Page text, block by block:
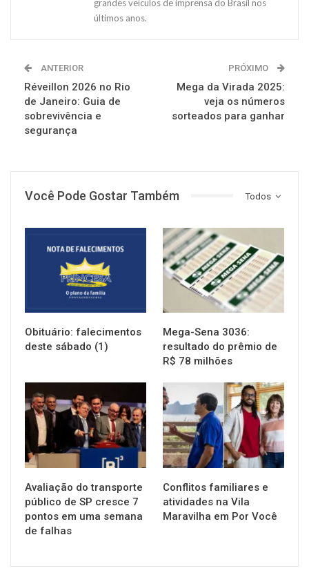
grandes veículos de imprensa do Brasil nos
últimos anos.
ANTERIOR
Réveillon 2026 no Rio
de Janeiro: Guia de
sobrevivência e
segurança
PRÓXIMO
Mega da Virada 2025:
veja os números
sorteados para ganhar
Todos
Você Pode Gostar Também
Obituário: falecimentos
deste sábado (1)
NOTÍCIAS
Mega-Sena 3036:
resultado do prêmio de
R$ 78 milhões
NOTÍCIAS
Avaliação do transporte
público de SP cresce 7
pontos em uma semana
de falhas
NOTÍCIAS
Conflitos familiares e
atividades na Vila
Maravilha em Por Você